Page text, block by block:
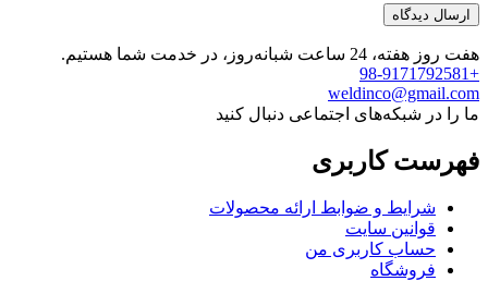
هفت روز هفته، 24 ساعت شبانه‌روز، در خدمت شما هستیم.
+98-9171792581
weldinco@gmail.com
ما را در شبکه‌های اجتماعی دنبال کنید
فهرست کاربری
شرایط و ضوابط ارائه محصولات
قوانین سایت
حساب کاربری من
فروشگاه